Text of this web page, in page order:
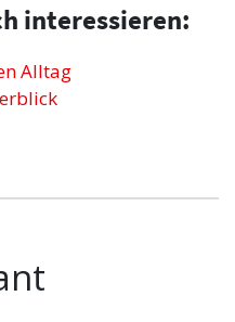
interessieren:
Alltag